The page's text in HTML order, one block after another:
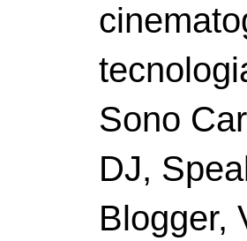
Sono
DJ,
Blogger,